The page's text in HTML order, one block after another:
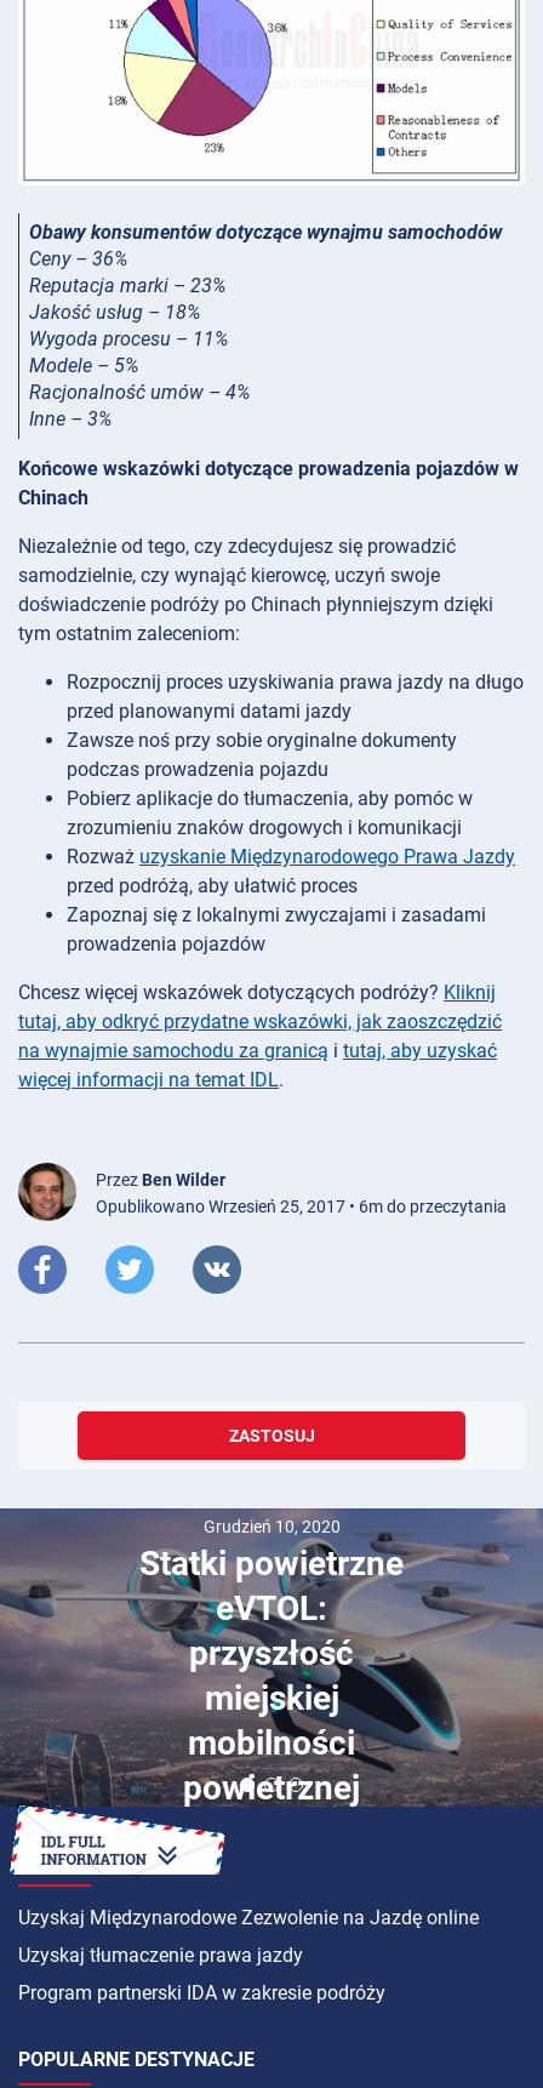
Obawy konsumentów dotyczące wynajmu samochodów
Ceny – 36%
Reputacja marki – 23%
Jakość usług – 18%
Wygoda procesu – 11%
Modele – 5%
Racjonalność umów – 4%
Inne – 3%
Końcowe wskazówki dotyczące prowadzenia pojazdów w
Chinach
Niezależnie od tego, czy zdecydujesz się prowadzić
samodzielnie, czy wynająć kierowcę, uczyń swoje
doświadczenie podróży po Chinach płynniejszym dzięki
tym ostatnim zaleceniom:
Rozpocznij proces uzyskiwania prawa jazdy na długo
przed planowanymi datami jazdy
Zawsze noś przy sobie oryginalne dokumenty
podczas prowadzenia pojazdu
Pobierz aplikacje do tłumaczenia, aby pomóc w
zrozumieniu znaków drogowych i komunikacji
Rozważ uzyskanie Międzynarodowego Prawa Jazdy
przed podróżą, aby ułatwić proces
Zapoznaj się z lokalnymi zwyczajami i zasadami
prowadzenia pojazdów
Chcesz więcej wskazówek dotyczących podróży? Kliknij
tutaj, aby odkryć przydatne wskazówki, jak zaoszczędzić
na wynajmie samochodu za granicą i tutaj, aby uzyskać
więcej informacji na temat IDL.
Przez Ben Wilder
Opublikowano Wrzesień 25, 2017 • 6m do przeczytania
ZASTOSUJ
Grudzień 10, 2020
Statki powietrzne
eVTOL:
przyszłość
miejskiej
mobilności
powietrznej
INSTRUKCJA
Uzyskaj Międzynarodowe Zezwolenie na Jazdę online
Uzyskaj tłumaczenie prawa jazdy
Program partnerski IDA w zakresie podróży
POPULARNE DESTYNACJE